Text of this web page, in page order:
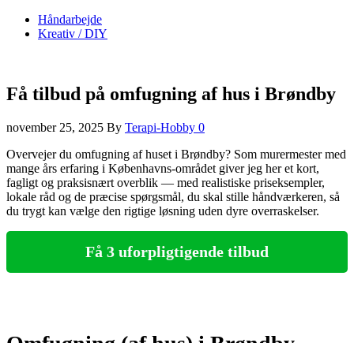
Håndarbejde
Kreativ / DIY
Få tilbud på omfugning af hus i Brøndby
november 25, 2025 By Terapi-Hobby 0
Overvejer du omfugning af huset i Brøndby? Som murermester med
mange års erfaring i Københavns‑området giver jeg her et kort,
fagligt og praksisnært overblik — med realistiske priseksempler,
lokale råd og de præcise spørgsmål, du skal stille håndværkeren, så
du trygt kan vælge den rigtige løsning uden dyre overraskelser.
Få 3 uforpligtigende tilbud